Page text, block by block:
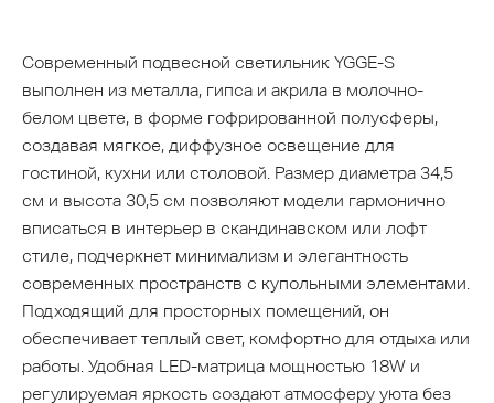
Современный подвесной светильник YGGE-S
выполнен из металла, гипса и акрила в молочно-
белом цвете, в форме гофрированной полусферы,
создавая мягкое, диффузное освещение для
гостиной, кухни или столовой. Размер диаметра 34,5
см и высота 30,5 см позволяют модели гармонично
вписаться в интерьер в скандинавском или лофт
стиле, подчеркнет минимализм и элегантность
современных пространств с купольными элементами.
Подходящий для просторных помещений, он
обеспечивает теплый свет, комфортно для отдыха или
работы. Удобная LED-матрица мощностью 18W и
регулируемая яркость создают атмосферу уюта без